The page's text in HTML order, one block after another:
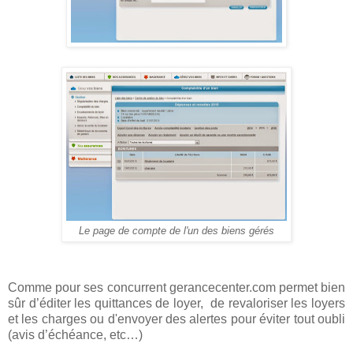
Le page de compte de l'un des biens gérés
Comme pour ses concurrent gerancecenter.com permet bien
sûr d’éditer les quittances de loyer, de revaloriser les loyers
et les charges ou d'envoyer des alertes pour éviter tout oubli
(avis d’échéance, etc…)